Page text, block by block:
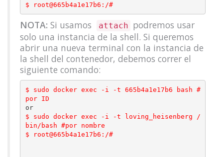
$ root@665b4a1e17b6 :/#
NOTA: Si usamos attach podremos usar
solo una instancia de la shell. Si queremos
abrir una nueva terminal con la instancia de
la shell del contenedor, debemos correr el
siguiente comando:
$ sudo docker exec - i -t 665b4a1e17b6 bash #
por ID
or
$ sudo docker exec
- i -t loving_heisenberg
/
bin / bash #por nombre
$ root@665b4a1e17b6 :/#